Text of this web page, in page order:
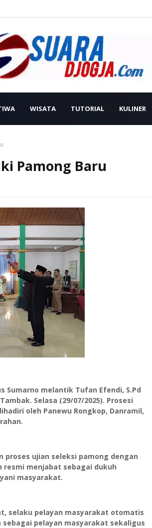
WISATA TUTORIAL KULINER
Pamong Baru
Sumarno melantik Tufan Efendi, S.Pd
Selasa (29/07/2025). Prosesi
oleh Panewu Rongkop, Danramil,
ujian seleksi pamong dengan
resmi menjabat sebagai dukuh
masyarakat.
selaku pelayan masyarakat otomatis
pelayan masyarakat sekaligus